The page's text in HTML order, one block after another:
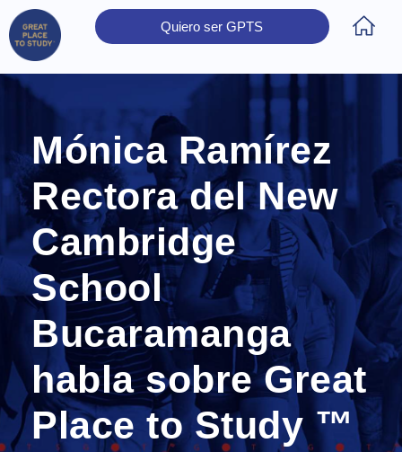
Quiero ser GPTS
Mónica Ramírez
Rectora del New
Cambridge
School
Bucaramanga
habla sobre Great
Place to Study ™